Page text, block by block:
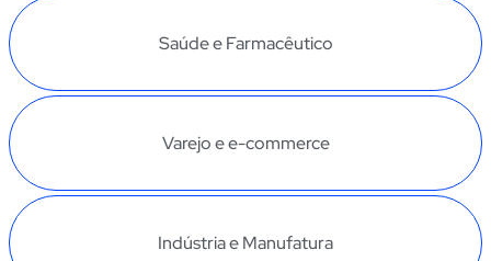
Saúde e Farmacêutico
Varejo e e-commerce
Indústria e Manufatura